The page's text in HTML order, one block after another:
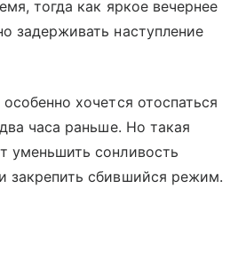
тогда как яркое вечернее
задерживать наступление
хочется отоспаться
часа раньше. Но такая
уменьшить сонливость
закрепить сбившийся режим.